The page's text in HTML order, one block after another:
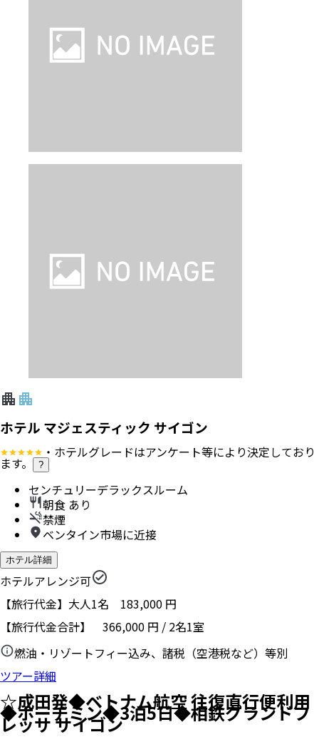
ホテル マジェスティック サイゴン
・ホテルグレードはアンケート等により決定しており
ます。 ?
センチュリーデラックスルーム
朝食 あり
禁煙
ベンタイン市場に近接
ホテル詳細
ホテルアレンジ可
【旅行代金】大人1名 183,000 円
【旅行代金合計】 366,000 円 / 2名1室
燃油・リゾートフィー込み、諸税（空港税など）等別
ツアー詳細
☆成田発◆ベトナム航空 往復直行便利用
◆ホーチミン◆3泊5日◆相鉄グランドフ
レッサ サイゴン